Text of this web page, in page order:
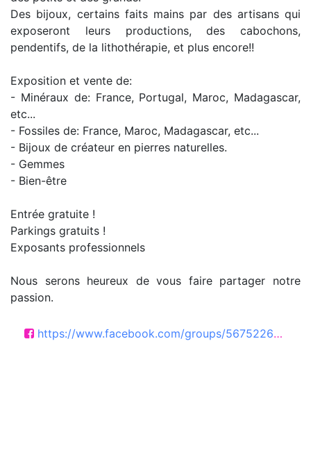
Des bijoux, certains faits mains par des artisans qui
exposeront leurs productions, des cabochons,
pendentifs, de la lithothérapie, et plus encore!!
Exposition et vente de:
- Minéraux de: France, Portugal, Maroc, Madagascar,
etc...
- Fossiles de: France, Maroc, Madagascar, etc...
- Bijoux de créateur en pierres naturelles.
- Gemmes
- Bien-être
Entrée gratuite !
Parkings gratuits !
Exposants professionnels
Nous serons heureux de vous faire partager notre
passion.
https://www.facebook.com/groups/567522615229572